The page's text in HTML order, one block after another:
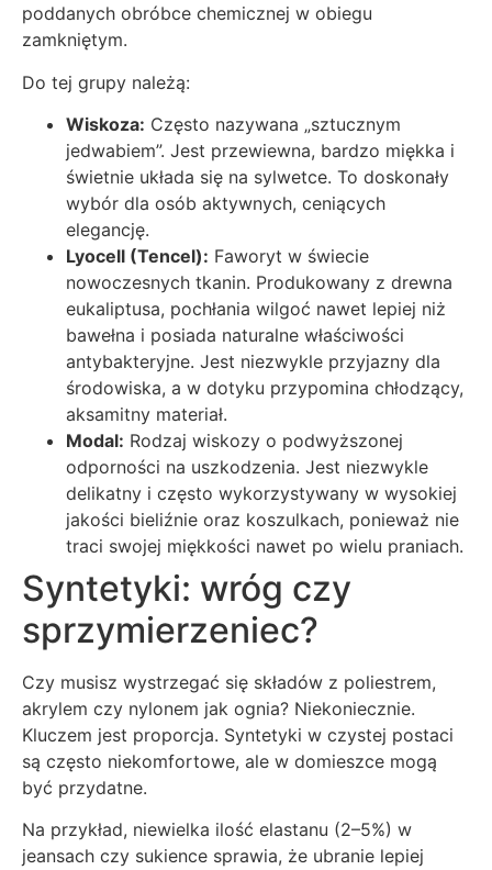
poddanych obróbce chemicznej w obiegu
zamkniętym.
Do tej grupy należą:
Wiskoza: Często nazywana „sztucznym
jedwabiem”. Jest przewiewna, bardzo miękka i
świetnie układa się na sylwetce. To doskonały
wybór dla osób aktywnych, ceniących
elegancję.
Lyocell (Tencel): Faworyt w świecie
nowoczesnych tkanin. Produkowany z drewna
eukaliptusa, pochłania wilgoć nawet lepiej niż
bawełna i posiada naturalne właściwości
antybakteryjne. Jest niezwykle przyjazny dla
środowiska, a w dotyku przypomina chłodzący,
aksamitny materiał.
Modal: Rodzaj wiskozy o podwyższonej
odporności na uszkodzenia. Jest niezwykle
delikatny i często wykorzystywany w wysokiej
jakości bieliźnie oraz koszulkach, ponieważ nie
traci swojej miękkości nawet po wielu praniach.
Syntetyki: wróg czy
sprzymierzeniec?
Czy musisz wystrzegać się składów z poliestrem,
akrylem czy nylonem jak ognia? Niekoniecznie.
Kluczem jest proporcja. Syntetyki w czystej postaci
są często niekomfortowe, ale w domieszce mogą
być przydatne.
Na przykład, niewielka ilość elastanu (2–5%) w
jeansach czy sukience sprawia, że ubranie lepiej